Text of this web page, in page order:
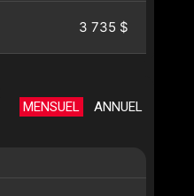
3 735 $
MENSUEL ANNUEL